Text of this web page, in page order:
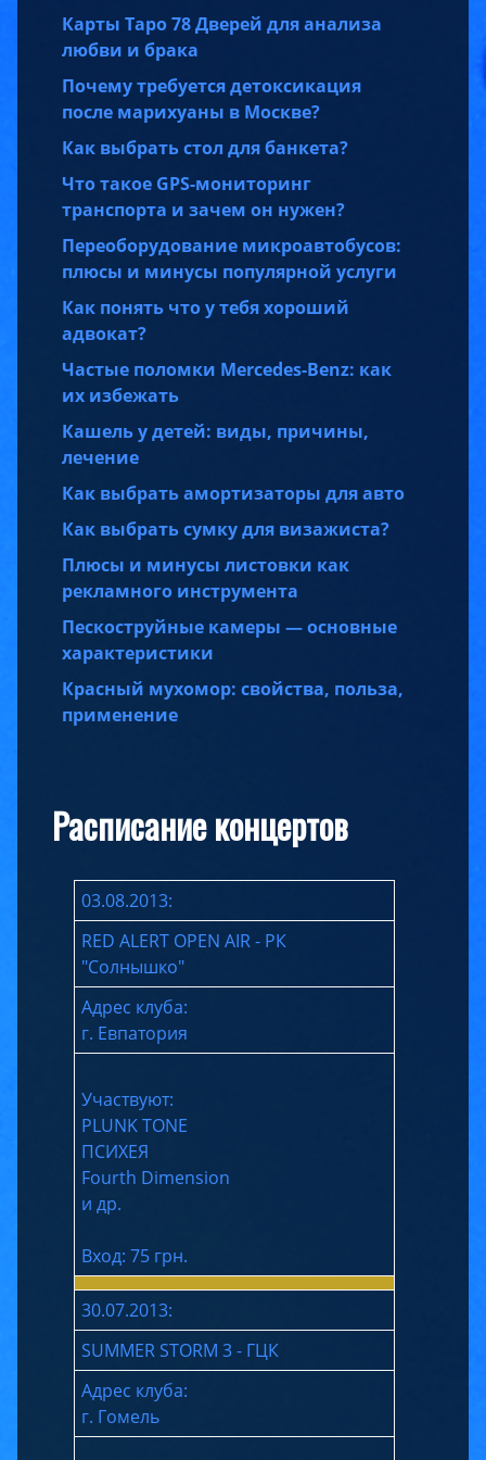
Карты Таро 78 Дверей для анализа
любви и брака
Почему требуется детоксикация
после марихуаны в Москве?
Как выбрать стол для банкета?
Что такое GPS-мониторинг
транспорта и зачем он нужен?
Переоборудование микроавтобусов:
плюсы и минусы популярной услуги
Как понять что у тебя хороший
адвокат?
Частые поломки Mercedes-Benz: как
их избежать
Кашель у детей: виды, причины,
лечение
Как выбрать амортизаторы для авто
Как выбрать сумку для визажиста?
Плюсы и минусы листовки как
рекламного инструмента
Пескоструйные камеры — основные
характеристики
Красный мухомор: свойства, польза,
применение
Расписание концертов
03.08.2013:
RED ALERT OPEN AIR - РК
"Солнышко"
Адрес клуба:
г. Евпатория
Участвуют:
PLUNK TONE
ПСИХЕЯ
Fourth Dimension
и др.
Вход: 75 грн.
30.07.2013:
SUMMER STORM 3 - ГЦК
Адрес клуба:
г. Гомель